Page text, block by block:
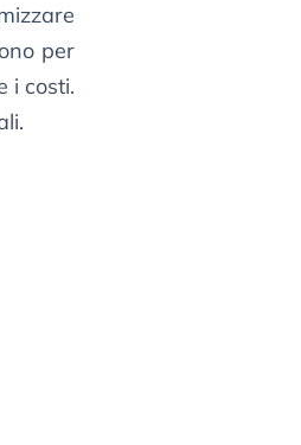
per
i costi.